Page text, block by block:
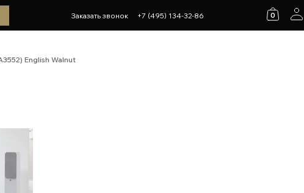
Заказать звонок +7 (495) 134-32-86 0
English Walnut